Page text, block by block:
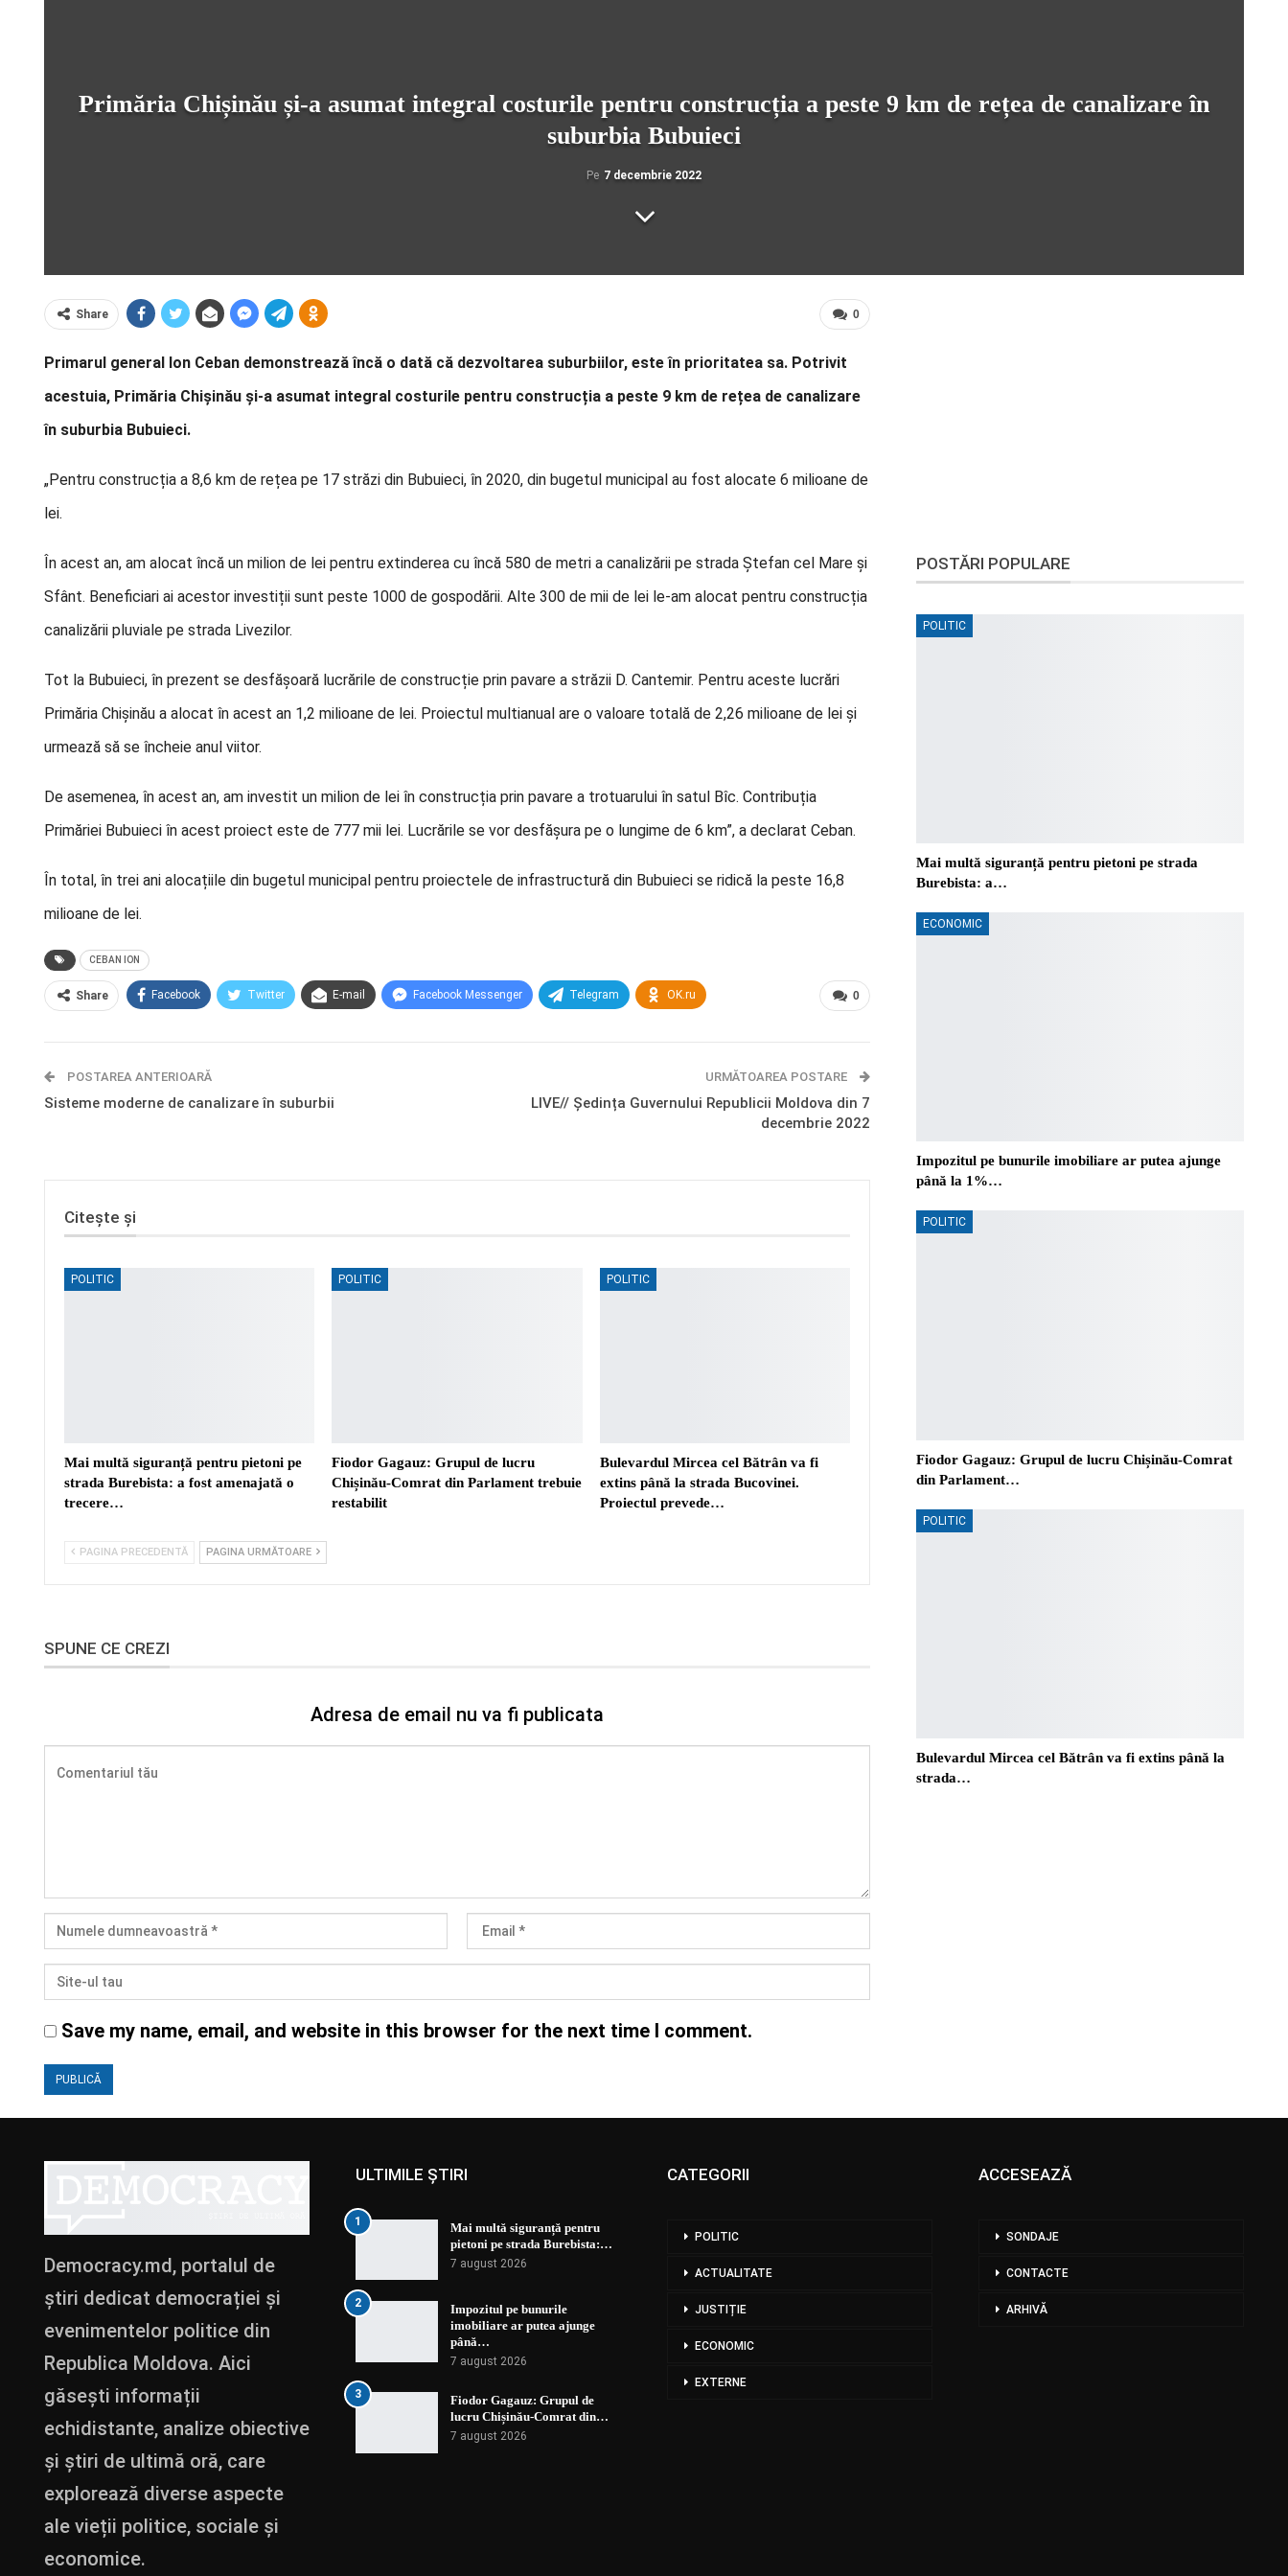
Primăria Chișinău și-a asumat integral costurile pentru construcția a peste 9 km de rețea de canalizare în
suburbia Bubuieci
Pe 7 decembrie 2022
0
Share
Primarul general Ion Ceban demonstrează încă o dată că dezvoltarea suburbiilor, este în prioritatea sa. Potrivit
acestuia, Primăria Chișinău și-a asumat integral costurile pentru construcția a peste 9 km de rețea de canalizare
în suburbia Bubuieci.
„Pentru construcția a 8,6 km de rețea pe 17 străzi din Bubuieci, în 2020, din bugetul municipal au fost alocate 6 milioane de
lei.
În acest an, am alocat încă un milion de lei pentru extinderea cu încă 580 de metri a canalizării pe strada Ștefan cel Mare și
Sfânt. Beneficiari ai acestor investiții sunt peste 1000 de gospodării. Alte 300 de mii de lei le-am alocat pentru construcția
canalizării pluviale pe strada Livezilor.
Tot la Bubuieci, în prezent se desfășoară lucrările de construcție prin pavare a străzii D. Cantemir. Pentru aceste lucrări
Primăria Chișinău a alocat în acest an 1,2 milioane de lei. Proiectul multianual are o valoare totală de 2,26 milioane de lei și
urmează să se încheie anul viitor.
De asemenea, în acest an, am investit un milion de lei în construcția prin pavare a trotuarului în satul Bîc. Contribuția
Primăriei Bubuieci în acest proiect este de 777 mii lei. Lucrările se vor desfășura pe o lungime de 6 km”, a declarat Ceban.
În total, în trei ani alocațiile din bugetul municipal pentru proiectele de infrastructură din Bubuieci se ridică la peste 16,8
milioane de lei.
CEBAN ION
0
Share Facebook Twitter E-mail Facebook Messenger Telegram OK.ru
POSTAREA ANTERIOARĂ
Sisteme moderne de canalizare în suburbii
URMĂTOAREA POSTARE
LIVE// Ședința Guvernului Republicii Moldova din 7
decembrie 2022
Citește și
POLITIC
Mai multă siguranță pentru pietoni pe
strada Burebista: a fost amenajată o
trecere…
POLITIC
Fiodor Gagauz: Grupul de lucru
Chișinău-Comrat din Parlament trebuie
restabilit
POLITIC
Bulevardul Mircea cel Bătrân va fi
extins până la strada Bucovinei.
Proiectul prevede…
PAGINA PRECEDENTĂ PAGINA URMĂTOARE
SPUNE CE CREZI
Adresa de email nu va fi publicata
Save my name, email, and website in this browser for the next time I comment.
POSTĂRI POPULARE
POLITIC
Mai multă siguranță pentru pietoni pe strada
Burebista: a…
ECONOMIC
Impozitul pe bunurile imobiliare ar putea ajunge
până la 1%…
POLITIC
Fiodor Gagauz: Grupul de lucru Chișinău-Comrat
din Parlament…
POLITIC
Bulevardul Mircea cel Bătrân va fi extins până la
strada…
Democracy.md, portalul de
știri dedicat democrației și
evenimentelor politice din
Republica Moldova. Aici
găsești informații
echidistante, analize obiective
și știri de ultimă oră, care
explorează diverse aspecte
ale vieții politice, sociale și
economice.
ULTIMILE ȘTIRI
1
Mai multă siguranță pentru
pietoni pe strada Burebista:…
7 august 2026
2
Impozitul pe bunurile
imobiliare ar putea ajunge
până…
7 august 2026
3
Fiodor Gagauz: Grupul de
lucru Chișinău-Comrat din…
7 august 2026
CATEGORII
POLITIC
ACTUALITATE
JUSTIȚIE
ECONOMIC
EXTERNE
ACCESEAZĂ
SONDAJE
CONTACTE
ARHIVĂ